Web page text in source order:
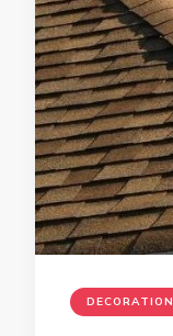
DECORATION